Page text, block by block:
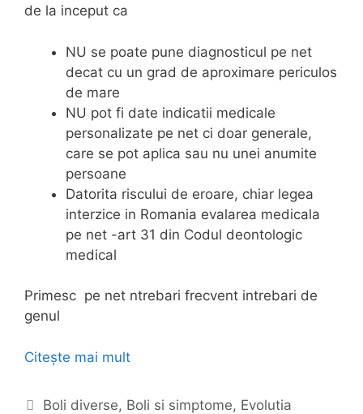
de la inceput ca
NU se poate pune diagnosticul pe net
decat cu un grad de aproximare periculos
de mare
NU pot fi date indicatii medicale
personalizate pe net ci doar generale,
care se pot aplica sau nu unei anumite
persoane
Datorita riscului de eroare, chiar legea
interzice in Romania evalarea medicala
pe net -art 31 din Codul deontologic
medical
Primesc pe net ntrebari frecvent intrebari de
genul
Citește mai mult
t
C
Boli diverse, Boli si simptome, Evolutia